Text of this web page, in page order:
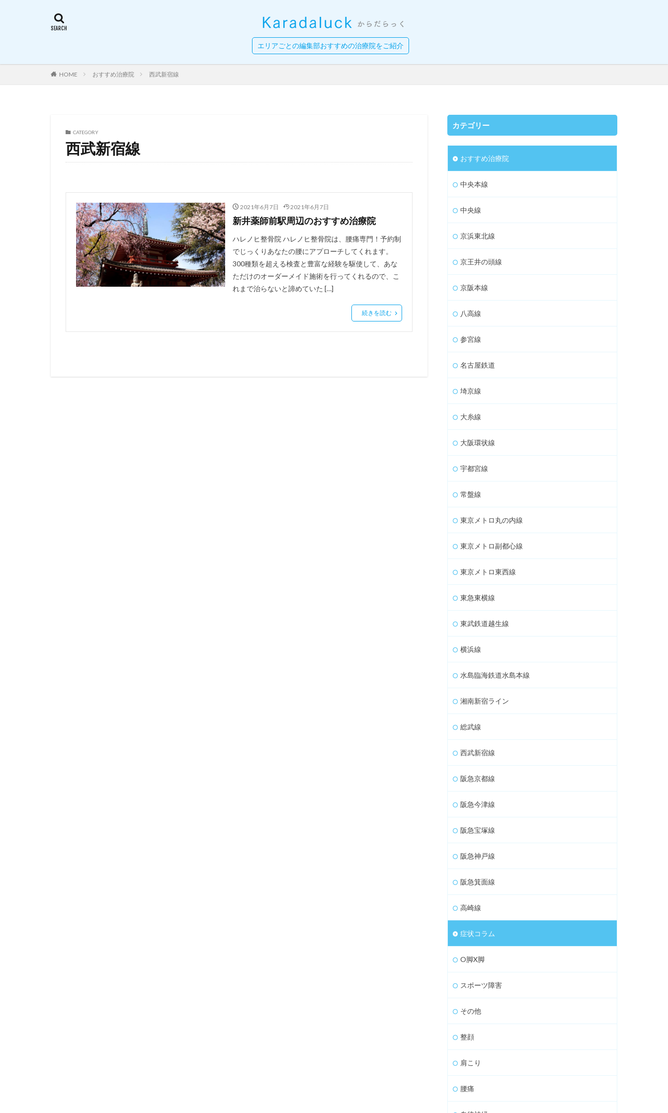
エリアごとの編集部おすすめの治療院をご紹介
HOME おすすめ治療院 西武新宿線
CATEGORY
西武新宿線
2021年6月7日 2021年6月7日
新井薬師前駅周辺のおすすめ治療院
ハレノヒ整骨院 ハレノヒ整骨院は、腰痛専門！予約制
でじっくりあなたの腰にアプローチしてくれます。
300種類を超える検査と豊富な経験を駆使して、あな
ただけのオーダーメイド施術を行ってくれるので、こ
れまで治らないと諦めていた […]
続きを読む
カテゴリー
おすすめ治療院
中央本線
中央線
京浜東北線
京王井の頭線
京阪本線
八高線
参宮線
名古屋鉄道
埼京線
大糸線
大阪環状線
宇都宮線
常盤線
東京メトロ丸の内線
東京メトロ副都心線
東京メトロ東西線
東急東横線
東武鉄道越生線
横浜線
水島臨海鉄道水島本線
湘南新宿ライン
総武線
西武新宿線
阪急京都線
阪急今津線
阪急宝塚線
阪急神戸線
阪急箕面線
高崎線
症状コラム
O脚X脚
スポーツ障害
その他
整顔
肩こり
腰痛